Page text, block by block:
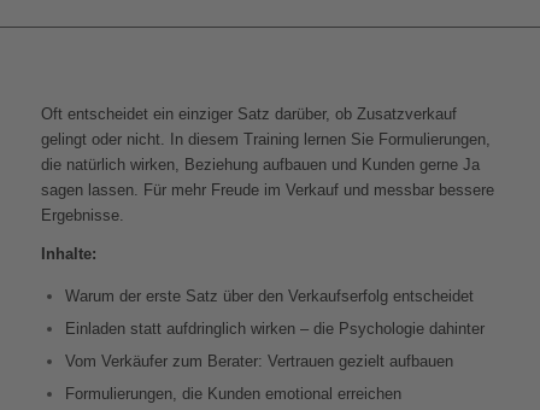
Oft entscheidet ein einziger Satz darüber, ob Zusatzverkauf
gelingt oder nicht. In diesem Training lernen Sie Formulierungen,
die natürlich wirken, Beziehung aufbauen und Kunden gerne Ja
sagen lassen. Für mehr Freude im Verkauf und messbar bessere
Ergebnisse.
Inhalte:
Warum der erste Satz über den Verkaufserfolg entscheidet
Einladen statt aufdringlich wirken – die Psychologie dahinter
Vom Verkäufer zum Berater: Vertrauen gezielt aufbauen
Formulierungen, die Kunden emotional erreichen